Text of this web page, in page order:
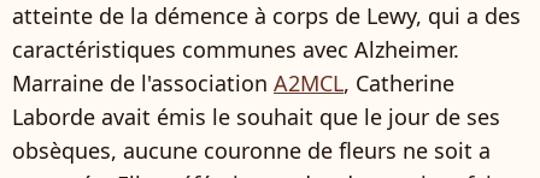
atteinte de la démence à corps de Lewy, qui a des
caractéristiques communes avec Alzheimer.
Marraine de l'association A2MCL, Catherine
Laborde avait émis le souhait que le jour de ses
obsèques, aucune couronne de fleurs ne soit a